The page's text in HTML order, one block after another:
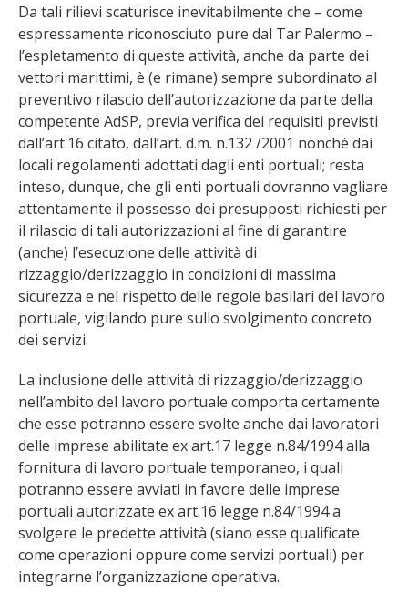
Da tali rilievi scaturisce inevitabilmente che – come
espressamente riconosciuto pure dal Tar Palermo –
l’espletamento di queste attività, anche da parte dei
vettori marittimi, è (e rimane) sempre subordinato al
preventivo rilascio dell’autorizzazione da parte della
competente AdSP, previa verifica dei requisiti previsti
dall’art.16 citato, dall’art. d.m. n.132 /2001 nonché dai
locali regolamenti adottati dagli enti portuali; resta
inteso, dunque, che gli enti portuali dovranno vagliare
attentamente il possesso dei presupposti richiesti per
il rilascio di tali autorizzazioni al fine di garantire
(anche) l’esecuzione delle attività di
rizzaggio/derizzaggio in condizioni di massima
sicurezza e nel rispetto delle regole basilari del lavoro
portuale, vigilando pure sullo svolgimento concreto
dei servizi.
La inclusione delle attività di rizzaggio/derizzaggio
nell’ambito del lavoro portuale comporta certamente
che esse potranno essere svolte anche dai lavoratori
delle imprese abilitate ex art.17 legge n.84/1994 alla
fornitura di lavoro portuale temporaneo, i quali
potranno essere avviati in favore delle imprese
portuali autorizzate ex art.16 legge n.84/1994 a
svolgere le predette attività (siano esse qualificate
come operazioni oppure come servizi portuali) per
integrarne l’organizzazione operativa.